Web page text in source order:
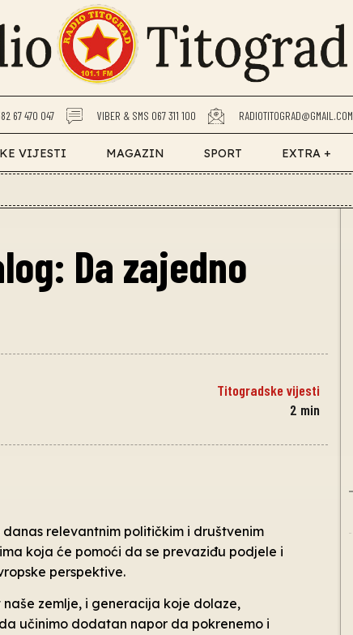
67 470 047 VIBER & SMS 067 311 100 RADIOTITOGRAD@GMAIL.COM
VIJESTI MAGAZIN SPORT EXTRA +
Da zajedno
Titogradske vijesti
2 min
relevantnim političkim i društvenim
koja će pomoći da se prevaziđu podjele i
perspektive.
naše zemlje, i generacija koje dolaze,
učinimo dodatan napor da pokrenemo i